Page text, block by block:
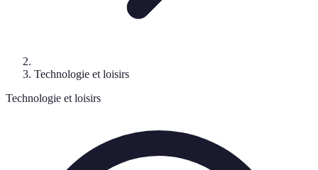
Technologie et loisirs
Technologie et loisirs